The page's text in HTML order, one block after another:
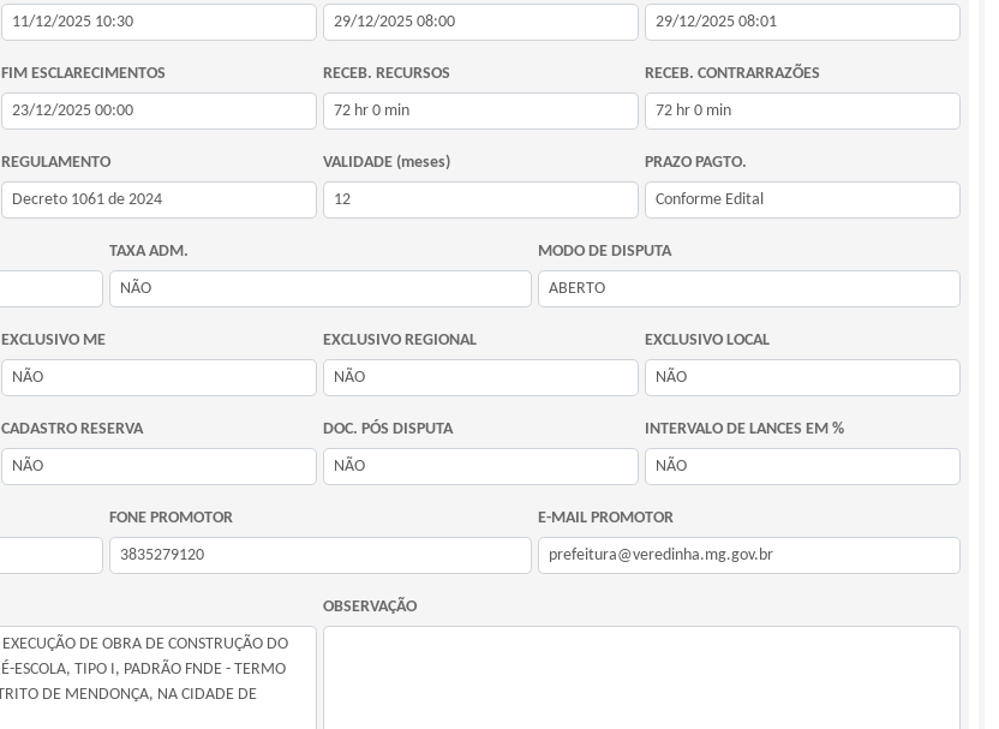
FIM ESCLARECIMENTOS RECEB. RECURSOS RECEB. CONTRARRAZÕES
REGULAMENTO VALIDADE (meses) PRAZO PAGTO.
TAXA ADM. MODO DE DISPUTA
EXCLUSIVO ME EXCLUSIVO REGIONAL EXCLUSIVO LOCAL
CADASTRO RESERVA DOC. PÓS DISPUTA INTERVALO DE LANCES EM %
FONE PROMOTOR E-MAIL PROMOTOR
OBSERVAÇÃO